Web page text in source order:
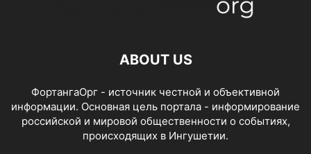
ABOUT US
ФортангаОрг - источник честной и объективной
информации. Основная цель портала - информирование
российской и мировой общественности о событиях,
происходящих в Ингушетии.